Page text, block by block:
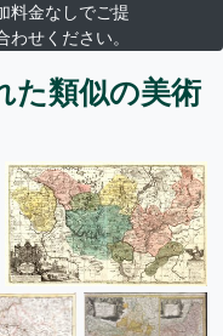
料金なしでご提
せください。
た類似の美術